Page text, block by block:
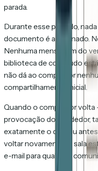
parada.
Durante esse período,
documento é adicionado.
Nenhuma mensagem do
biblioteca de conteúdo
não dá ao comprador
compartilhamento inicial.
Quando o comprador volta
provocação do vendedor,
exatamente o que viu
voltar novamente. A sala
e-mail para qualquer